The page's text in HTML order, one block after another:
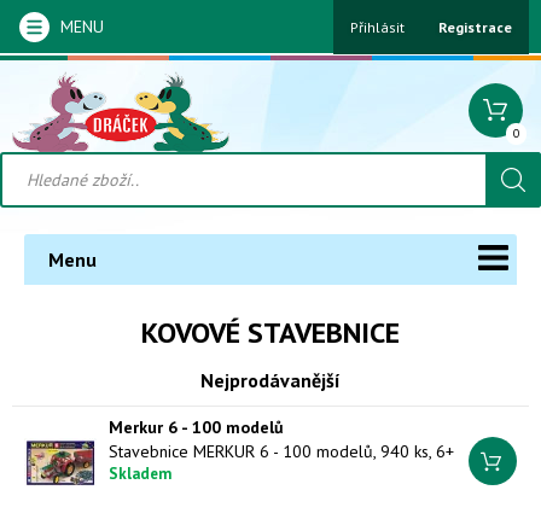
MENU Přihlásit Registrace
0
Menu
KOVOVÉ STAVEBNICE
Nejprodávanější
Merkur 6 - 100 modelů
Stavebnice MERKUR 6 - 100 modelů, 940 ks, 6+
Skladem